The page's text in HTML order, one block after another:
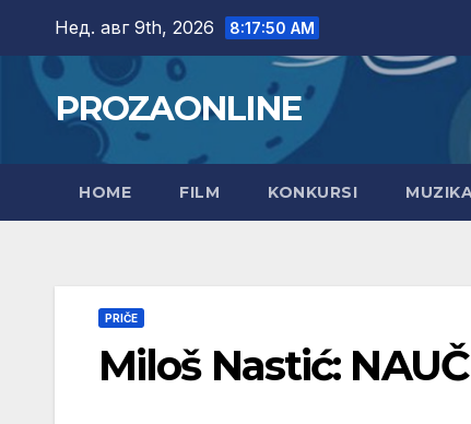
content
Нед. авг 9th, 2026 8:17:52 AM
PROZAONLINE
HOME FILM KONKURSI
PRIČE
Miloš Nastić: